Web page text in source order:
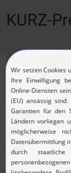
KURZ-